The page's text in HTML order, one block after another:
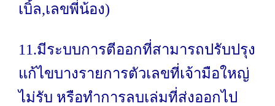
เบิ้ล,เลขพี่น้อง)
11.มีระบบการตีออกที่สามารถปรับปรุง
แก้ไขบางรายการตัวเลขที่เจ้ามือใหญ่
ไม่รับ หรือทำการลบเล่มที่ส่งออกไป